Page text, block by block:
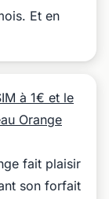
Et en
à 1€ et le
Orange
fait plaisir
son forfait